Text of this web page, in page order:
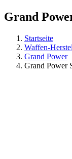
Grand
Startseite
Waffen-
Grand Power
Grand Power